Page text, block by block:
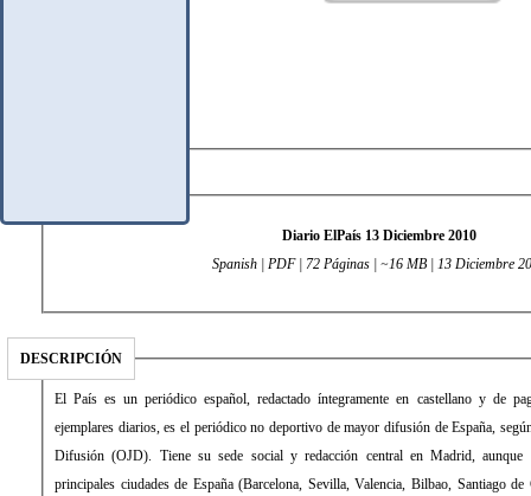
Diario ElPaís 13 Diciembre 2010
Spanish | PDF | 72 Páginas | ~16 MB | 13 Diciembre
DESCRIPCIÓN
El País es un periódico español, redactado íntegramente en castellano y de
ejemplares diarios, es el periódico no deportivo de mayor difusión de España,
Difusión (OJD). Tiene su sede social y redacción central en Madrid, aunque
principales ciudades de España (Barcelona, Sevilla, Valencia, Bilbao, Santiago de